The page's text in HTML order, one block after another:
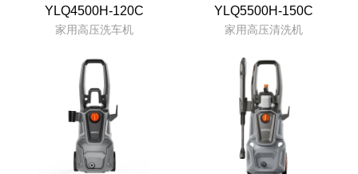
YLQ4500H-120C
家用高压洗车机
YLQ5500H-150C
家用高压清洗机